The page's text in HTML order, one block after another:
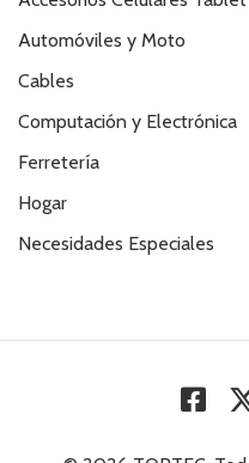
Automóviles y Moto
Cables
Computación y Electrónica
Ferretería
Hogar
Necesidades Especiales